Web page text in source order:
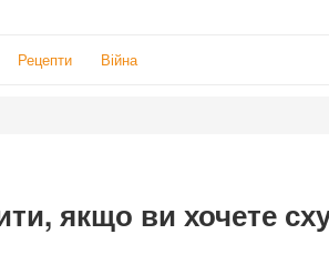
Рецепти Війна
якщо ви хочете